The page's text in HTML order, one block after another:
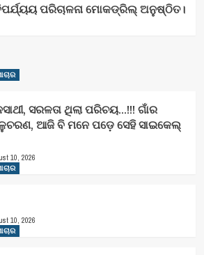
ପରିଚାଳନା ମୋକଡ୍ରିଲ୍ ଅନୁଷ୍ଠିତ।
ସରଳତା ଥିଲା ପରିଚୟ…!!! ଗାଁର
ଆଜି ବି ମନେ ପଡ଼େ ସେହି ସାଇକେଲ୍
10, 2026
10, 2026